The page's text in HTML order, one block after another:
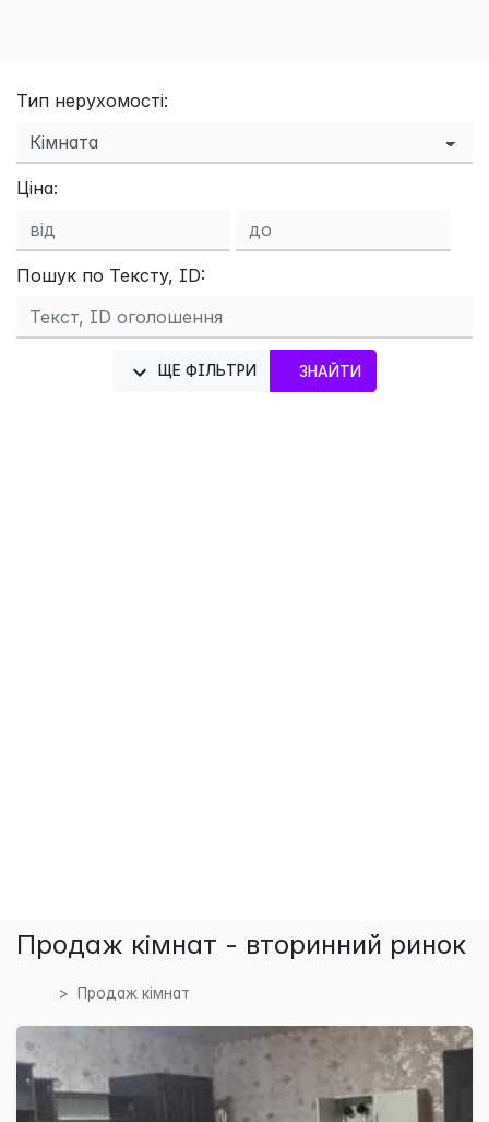
Тип нерухомості:
Ціна:
Пошук по Тексту, ID:
ЩЕ ФІЛЬТРИ ЗНАЙТИ
Продаж кімнат - вторинний ринок
Продаж кімнат
×